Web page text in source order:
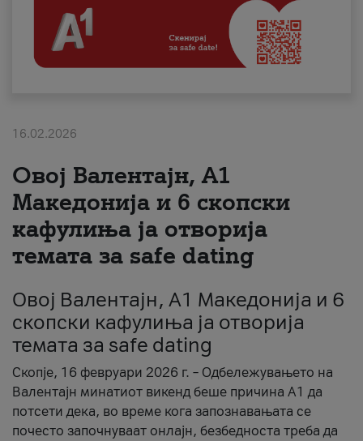
Поддршка
Надополни кредит
Плати сметка
#ПодобарОнлајн
16.02.2026
Овој Валентајн, A1
Македонија и 6 скопски
кафулиња ја отворија
темата за safe dating
Овој Валентајн, A1 Македонија и 6
скопски кафулиња ја отворија
темата за safe dating
Скопје, 16 февруари 2026 г. – Одбележувањето на
Валентајн минатиот викенд беше причина А1 да
потсети дека, во време кога запознавањата се
почесто започнуваат онлајн, безбедноста треба да